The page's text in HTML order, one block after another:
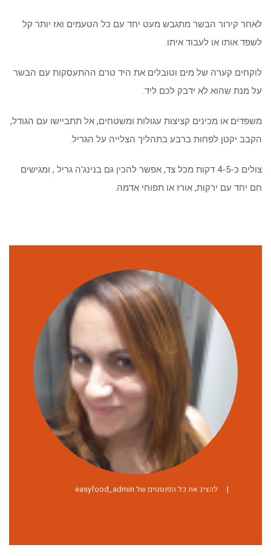
לאחר קירור הבשר מתגבש מעט יחד עם כל הטעמים ואז יותר קל
לשפד אותו או לעבוד איתו.
לוקחים קערה של מים וטובלים את היד טרם ההתעסקות עם הבשר
על מנת שהוא לא ידבק לכם ליד.
משפדים או מכינים קציצות עגולות ומשטחים, אל תתביישו עם הגודל,
הקבב יקטן לפחות ברבע בתהליך הצלייה על הגריל.
צולים כ-4-5 דקות מכל צד, אפשר להכין גם בנינג'ה גריל , ומגישים
חם יחד עם ירקות, אורז או תפוחי אדמה.
| להציג את כל הפוסטים של easyfood_admin